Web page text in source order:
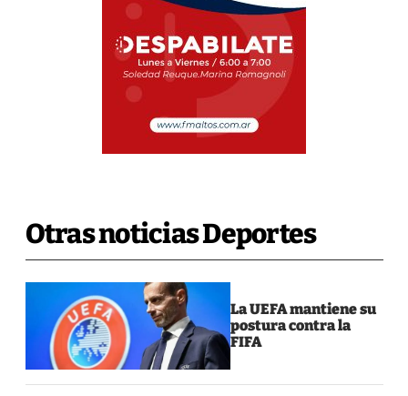
Otras noticias Deportes
La UEFA mantiene su
postura contra la
FIFA